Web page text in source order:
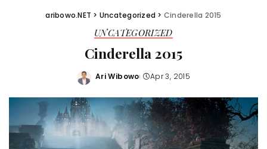
aribowo.NET > Uncategorized > Cinderella 2015
UNCATEGORIZED
Cinderella 2015
Posted
Ari Wibowo Apr 3, 2015